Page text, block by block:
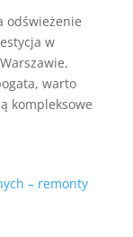
odświeżenie
w
warto
kompleksowe